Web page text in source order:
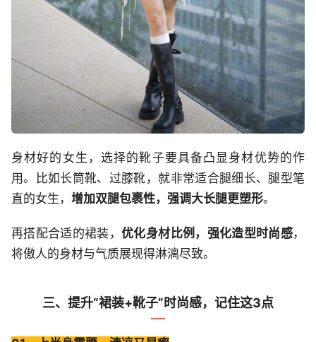
身材好的女生，选择的靴子要具备凸显身材优势的作
用。比如长筒靴、过膝靴，就非常适合腿细长、腿型笔
直的女生， 增加双腿包裹性，强调大长腿更塑形。
再搭配合适的裙装，优化身材比例，强化造型时尚感，
将傲人的身材与气质展现得淋漓尽致。
三、提升“裙装+靴子”时尚感，记住这3点